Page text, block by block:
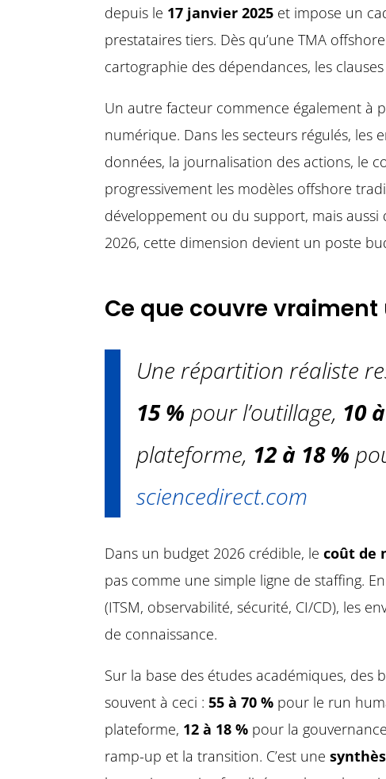
depuis le 17 janvier 2025 et impose un
prestataires tiers. Dès qu’une TMA
cartographie des dépendances, les
Un autre facteur commence également à
numérique. Dans les secteurs régulés, les
données, la journalisation des actions, le
progressivement les modèles offshore
développement ou du support, mais
2026, cette dimension devient un poste
Ce que couvre
Une répartition réaliste
15 % pour l’outillage, 10
plateforme, 12 à 18 %
sciencedirect.com
Dans un budget 2026 crédible, le coût de
pas comme une simple ligne de staffing.
(ITSM, observabilité, sécurité, CI/CD), les
de connaissance.
Sur la base des études académiques,
souvent à ceci : 55 à 70 % pour le run
plateforme, 12 à 18 % pour la
ramp-up et la transition. C’est une